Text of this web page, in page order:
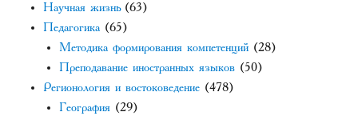
Научная жизнь(63)
Педагогика (65)
Методика формирования компетенций (28)
Преподавание иностранных языков (50)
Регионология и востоковедение (478)
География (29)